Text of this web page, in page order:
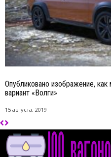
Опубликовано изображение,
вариант «Волги»
15 августа, 2019